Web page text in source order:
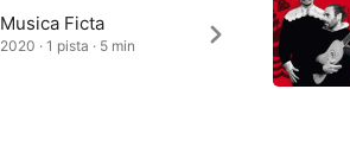
Musica Ficta
2020 · 1 pista · 5 min